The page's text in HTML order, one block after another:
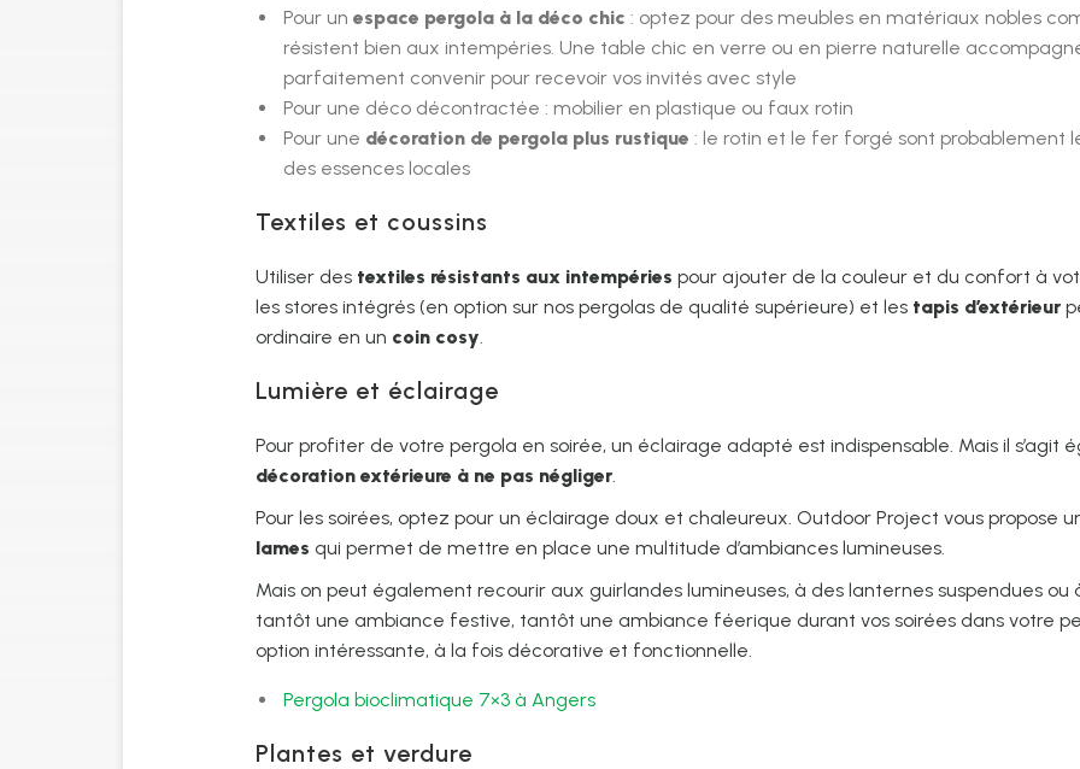
Pour un espace pergola à la déco chic : optez pour des meubles en matériaux nobles
résistent bien aux intempéries. Une table chic en verre ou en pierre naturelle
parfaitement convenir pour recevoir vos invités avec style
Pour une déco décontractée : mobilier en plastique ou faux rotin
Pour une décoration de pergola plus rustique : le rotin et le fer forgé sont probablement
des essences locales
Textiles et coussins
Utiliser des textiles résistants aux intempéries pour ajouter de la couleur et du confort à
les stores intégrés (en option sur nos pergolas de qualité supérieure) et les tapis d’extérieur
ordinaire en un coin cosy.
Lumière et éclairage
Pour profiter de votre pergola en soirée, un éclairage adapté est indispensable. Mais il s’agit
décoration extérieure à ne pas négliger.
Pour les soirées, optez pour un éclairage doux et chaleureux. Outdoor Project vous propose
lames qui permet de mettre en place une multitude d’ambiances lumineuses.
Mais on peut également recourir aux guirlandes lumineuses, à des lanternes suspendues ou
tantôt une ambiance festive, tantôt une ambiance féerique durant vos soirées dans votre
option intéressante, à la fois décorative et fonctionnelle.
Pergola bioclimatique 7×3 à Angers
Plantes et verdure